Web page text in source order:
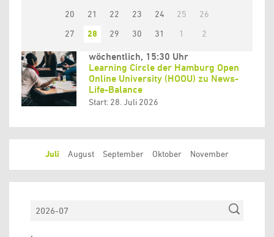
wöchentlich, 15:30 Uhr
Learning Circle der Hamburg Open
Online University (HOOU) zu News-
Life-Balance
Start: 28. Juli 2026
20 21 22 23 24 25 26
27 28 29 30 31 1 2
Juli August September Oktober November
Suchen